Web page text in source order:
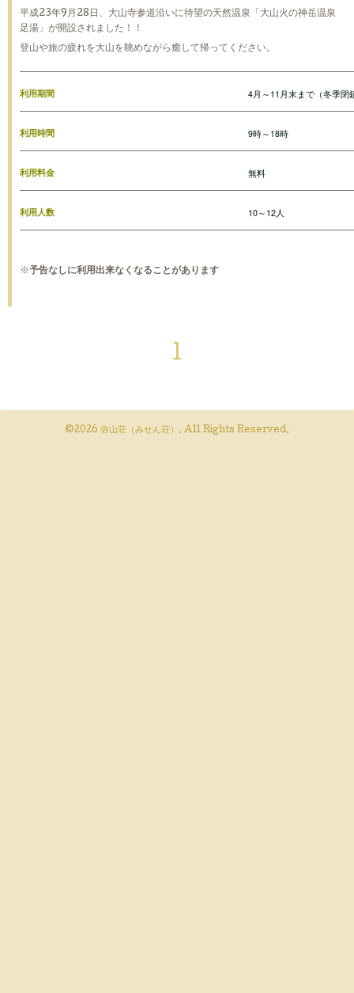
平成23年9月28日、大山寺参道沿いに待望の天然温泉「大山火の神岳温泉
足湯」が開設されました！！
登山や旅の疲れを大山を眺めながら癒して帰ってください。
利用期間 4月～11月末まで（冬季閉
利用時間 9時～18時
利用料金 無料
利用人数 10～12人
※予告なしに利用出来なくなることがあります
1
©2026 弥山荘（みせん荘） . All Rights Reserved.